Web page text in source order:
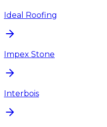
Ideal Roofing
Impex Stone
Interbois